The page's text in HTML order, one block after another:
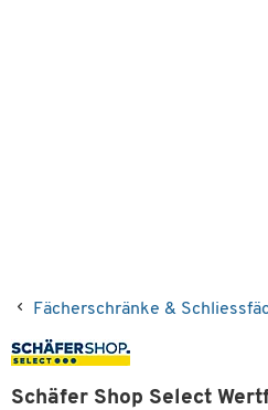
Fächerschränke &
Schäfer Shop Select